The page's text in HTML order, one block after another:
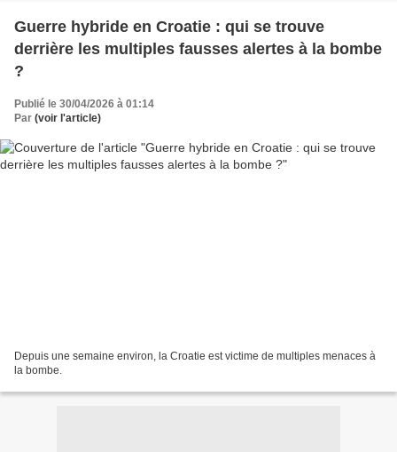
Guerre hybride en Croatie : qui se trouve
derrière les multiples fausses alertes à la bombe
?
Publié le 30/04/2026 à 01:14
Par (voir l'article)
Depuis une semaine environ, la Croatie est victime de multiples menaces à
la bombe.